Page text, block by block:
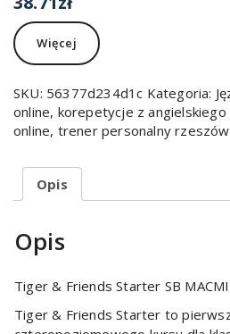
Więcej
SKU: 56377d234d1c Kategoria:
online, korepetycje z angielskiego
online, trener personalny rzeszów
Opis
Opis
Tiger & Friends Starter SB
Tiger & Friends Starter to